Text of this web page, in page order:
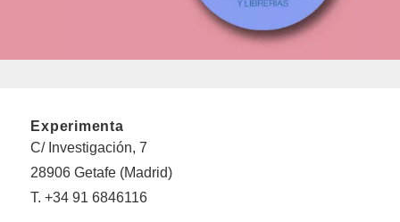
Experimenta
C/ Investigación, 7
28906 Getafe (Madrid)
T. +34 91 6846116